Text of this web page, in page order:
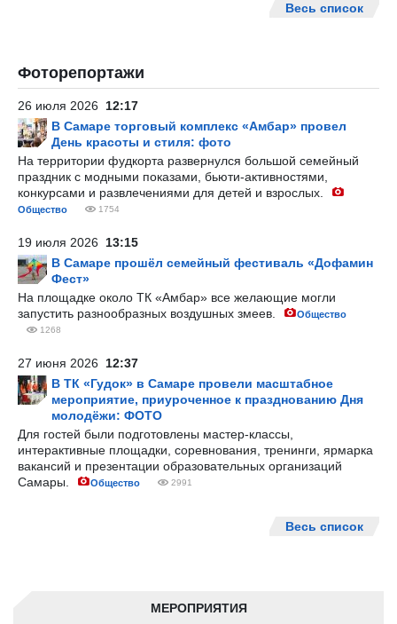
МЕРОПРИЯТИЯ
Весь список
Фоторепортажи
26 июля 2026 12:17
В Самаре торговый комплекс «Амбар» провел
День красоты и стиля: фото
На территории фудкорта развернулся большой семейный
праздник с модными показами, бьюти-активностями,
конкурсами и развлечениями для детей и взрослых.
Общество 1754
19 июля 2026 13:15
В Самаре прошёл семейный фестиваль «Дофамин
Фест»
На площадке около ТК «Амбар» все желающие могли
запустить разнообразных воздушных змеев.
Общество
1268
27 июня 2026 12:37
В ТК «Гудок» в Самаре провели масштабное
мероприятие, приуроченное к празднованию Дня
молодёжи: ФОТО
Для гостей были подготовлены мастер-классы,
интерактивные площадки, соревнования, тренинги, ярмарка
вакансий и презентации образовательных организаций
Самары.
Общество 2991
Весь список